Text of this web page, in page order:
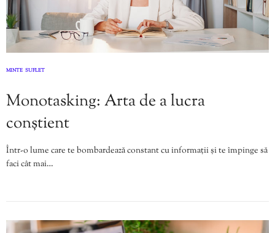
MINTE SUFLET
Monotasking: Arta de a lucra
conștient
Într-o lume care te bombardează constant cu informații și te împinge să
faci cât mai…